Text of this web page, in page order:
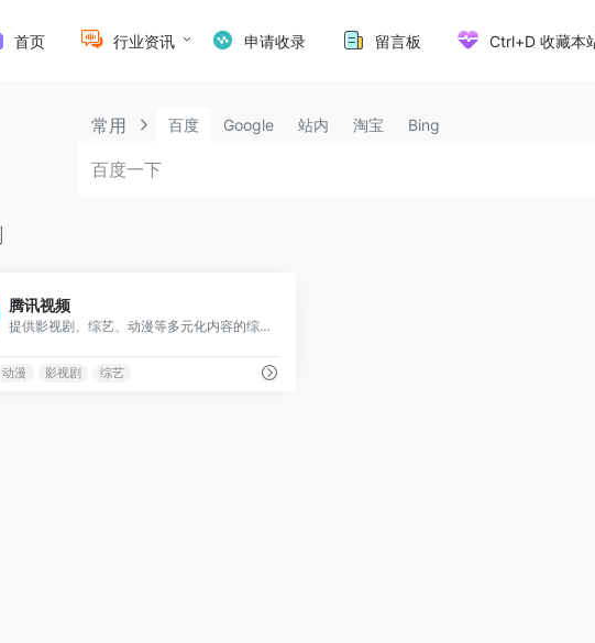
首页 行业资讯 申请收录 留言板 Ctrl+D 收藏本
常用 百度 Google 站内 淘宝 Bing
腾讯视频
提供影视剧、综艺、动漫等多元化内容的综合视频平台
动漫 影视剧 综艺